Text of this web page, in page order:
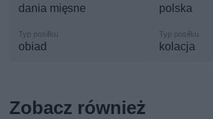
dania mięsne polska
obiad kolacja
Zobacz również